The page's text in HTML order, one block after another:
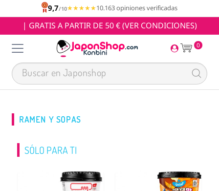
9,7/10★★★★★
★★★★★10.163 opiniones verificadas
| GRATIS A PARTIR DE 50 € (VER CONDICIONES)
0
RAMEN Y SOPAS
SÓLO PARA TI